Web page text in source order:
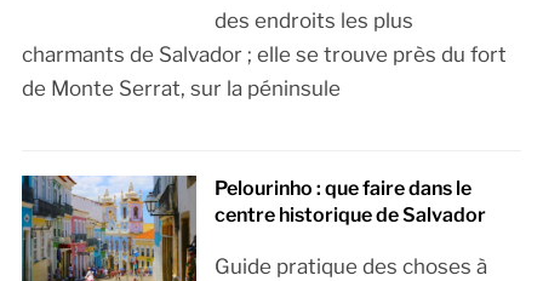
des endroits les plus
charmants de Salvador ; elle se trouve près du fort
de Monte Serrat, sur la péninsule
Pelourinho : que faire dans le
centre historique de Salvador
Guide pratique des choses à